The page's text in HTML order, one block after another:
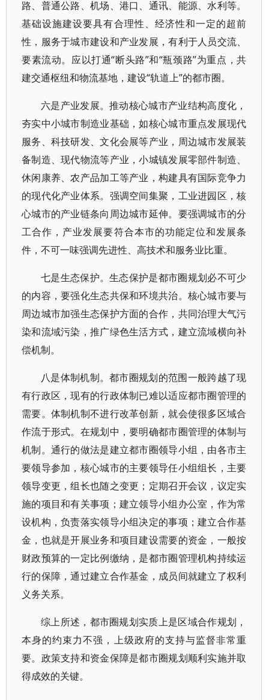
路、普通公路、机场、港口、通讯、能源、水利等。
基础设施建设要具有合理性、经济性和一定的超前
性，服务于城市建设和产业发展，有利于人员交流、
要素流动。应以打通“断头路”和“瓶颈路”为重点，共
建交通枢纽和物流基地，建设“轨道上”的都市圈。
六是产业发展。推动核心城市产业结构高度化，
夯实中小城市制造业基础，如核心城市重点发展现代
服务、科技研发、文化会展等产业，周边城市发展装
备制造、现代物流等产业，小城镇发展零部件制造、
休闲康养、农产品加工等产业，构建具有国际竞争力
的现代化产业体系。强调空间集聚，工业进园区，核
心城市的产业链条向周边城市延伸。要强调城市的分
工合作，产业发展要符合本市的功能定位和发展条
件，不可一味强调先进性、高技术和服务业比重。
七是生态保护。生态保护是都市圈规划必不可少
的内容，要强化生态共保和环境共治。核心城市要与
周边城市加强生态保护方面的合作，共同治理大气污
染和流域污染，推广绿色生活方式，建立流域横向补
偿机制。
八是体制机制。都市圈规划的范围一般跨越了现
有行政区，现有的行政体制已难以适应都市圈管理的
需要。体制机制不进行改革创新，就会使很多区域合
作流于形式。在规划中，要明确都市圈管理的体制与
机制。通行的做法是建立都市圈领导小组，由各市主
要领导参加，核心城市的主要领导任小组组长，主要
领导变更，组长也随之变更；定期召开会议，议定实
施的项目和有关事项；建立领导小组办公室，作为常
设机构，负责落实领导小组决定的事项；建立合作基
金，也就是开展业务和项目建设需要的资金，一般按
财政预算的一定比例缴纳，是都市圈管理机构持续运
行的保障，通过建立合作基金，成员间就建立了权利
义务关系。
综上所述，都市圈规划实质上是区域合作规划，
本身的约束力不强，上级政府的支持与监督非常重
要。政策支持和资金保障是都市圈规划顺利实施并取
得成效的关键。